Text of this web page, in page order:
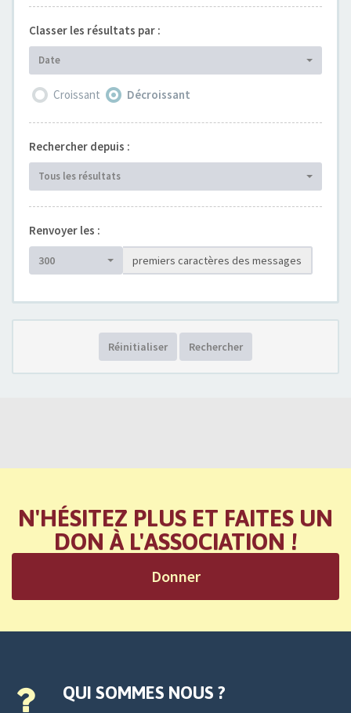
Classer les résultats par :
Date
Croissant Décroissant
Rechercher depuis :
Tous les résultats
Renvoyer les :
300 premiers caractères des messages
Réinitialiser Rechercher
N'HÉSITEZ PLUS ET FAITES UN
DON À L'ASSOCIATION !
Donner
QUI SOMMES NOUS ?